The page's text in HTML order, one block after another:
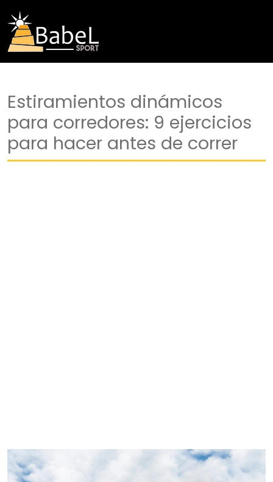
Estiramientos dinámicos
para corredores: 9 ejercicios
para hacer antes de correr